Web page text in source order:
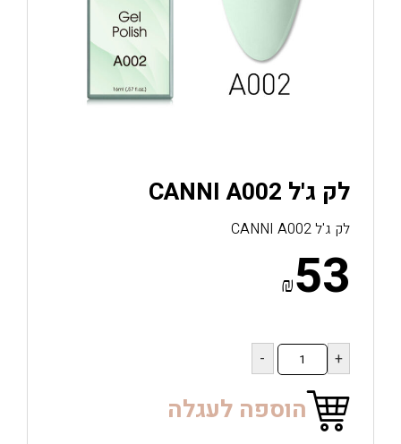
לק ג'ל CANNI A002
לק ג'ל CANNI A002
₪53
כמות
של
לק
ג'ל
CANNI
A002
הוספה לעגלה